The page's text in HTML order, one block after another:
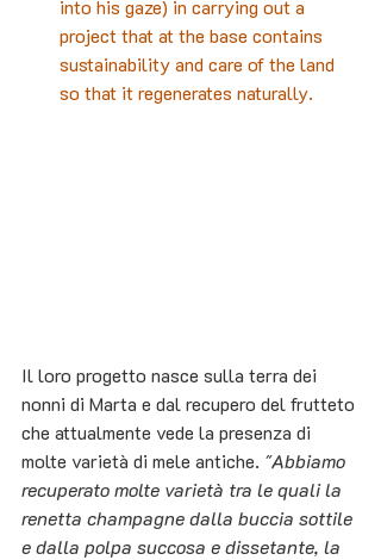
into his gaze) in carrying out a
project that at the base contains
sustainability and care of the land
so that it regenerates naturally.
Il loro progetto nasce sulla terra dei
nonni di Marta e dal recupero del frutteto
che attualmente vede la presenza di
molte varietà di mele antiche. "Abbiamo
recuperato molte varietà tra le quali la
renetta champagne dalla buccia sottile
e dalla polpa succosa e dissetante, la